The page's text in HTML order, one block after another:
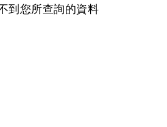
到您所查詢的資料